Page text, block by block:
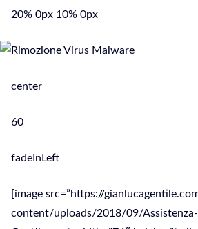
20% 0px 10% 0px
center
60
fadeInLeft
[image src=”https://
content/uploads/2018/09/